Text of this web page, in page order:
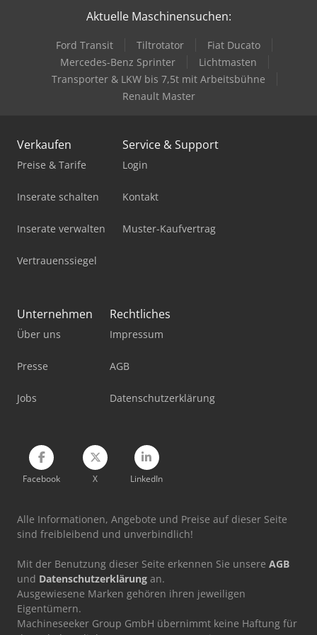
Holzkraft Vsa 400 Dc
Holzkraft Vsa 48 L
Jaespa Msu 4
Kuper Swt Xl
Langzauner Lzk-4
Masterwood Tf 100 2.0
Unicraft Ssk 4
Weima Wl 4
Weima Wl 6
Wood Mizer
Aktuelle Maschinensuchen:
Ford Transit Tiltrotator
Fiat Ducato
Mercedes-Benz Sprinter
Lichtmasten
Transporter & LKW bis 7,5t mit Arbeitsbühne
Renault Master
Verkaufen
Preise & Tarife
Inserate schalten
Inserate verwalten
Vertrauenssiegel
Service & Support
Login
Kontakt
Muster-Kaufvertrag
Unternehmen
Über uns
Presse
Jobs
Rechtliches
Impressum
AGB
Datenschutzerklärung
Facebook X LinkedIn
Alle Informationen, Angebote und Preise auf dieser Seite
sind freibleibend und unverbindlich!
Mit der Benutzung dieser Seite erkennen Sie unsere AGB
und Datenschutzerklärung an.
Ausgewiesene Marken gehören ihren jeweiligen
Eigentümern.
Machineseeker Group GmbH übernimmt keine Haftung für